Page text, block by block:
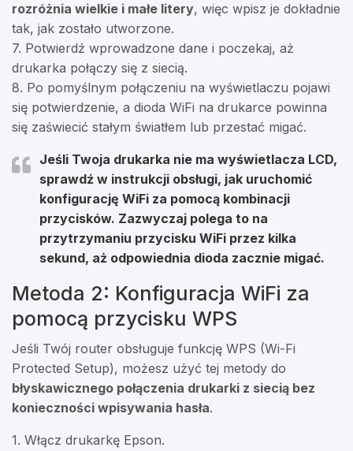
rozróżnia wielkie i małe litery, więc wpisz je dokładnie
tak, jak zostało utworzone.
7. Potwierdź wprowadzone dane i poczekaj, aż
drukarka połączy się z siecią.
8. Po pomyślnym połączeniu na wyświetlaczu pojawi
się potwierdzenie, a dioda WiFi na drukarce powinna
się zaświecić stałym światłem lub przestać migać.
Jeśli Twoja drukarka nie ma wyświetlacza LCD,
sprawdź w instrukcji obsługi, jak uruchomić
konfigurację WiFi za pomocą kombinacji
przycisków. Zazwyczaj polega to na
przytrzymaniu przycisku WiFi przez kilka
sekund, aż odpowiednia dioda zacznie migać.
Metoda 2: Konfiguracja WiFi za
pomocą przycisku WPS
Jeśli Twój router obsługuje funkcję WPS (Wi-Fi
Protected Setup), możesz użyć tej metody do
błyskawicznego połączenia drukarki z siecią bez
konieczności wpisywania hasła.
1. Włącz drukarkę Epson.